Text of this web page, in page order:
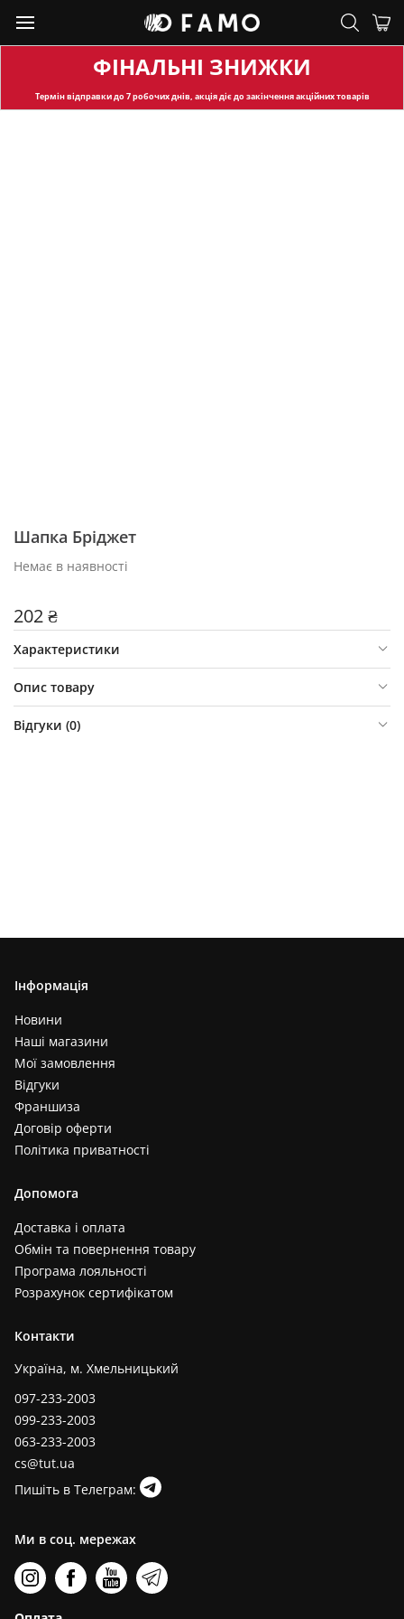
ФІНАЛЬНІ ЗНИЖКИ
Термін відправкидо 7 робочих днів, акція діє до закінчення акційних товарів
Шапка Бріджет
Немає в наявності
202 ₴
Характеристики
Опис товару
Відгуки (0)
Інформація
Новини
Наші магазини
Мої замовлення
Відгуки
Франшиза
Договір оферти
Політика приватності
Допомога
Доставка і оплата
Обмін та повернення товару
Програма лояльності
Розрахунок сертифікатом
Контакти
Україна, м. Хмельницький
097-233-2003
099-233-2003
063-233-2003
cs@tut.ua
Пишіть в Телеграм:
Ми в соц. мережах